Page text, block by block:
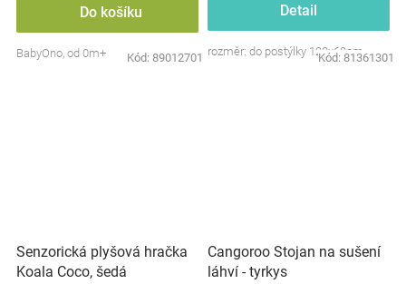
Do košíku
BabyOno, od 0m+ Kód: 89012701
Detail
rozměr: do postýlky 120x60cm
Kód: 81361301
Senzorická plyšová hračka
Koala Coco, šedá
Cangoroo Stojan na sušení
láhví - tyrkys